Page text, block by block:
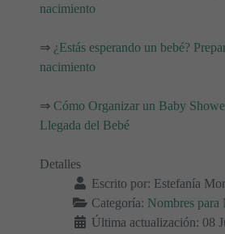
nacimiento
⇒ ¿Estás esperando un bebé?
nacimiento
⇒ Cómo Organizar un Baby
Llegada del Bebé
Detalles
Escrito por: Estefanía
Categoría: Nombres para
Última actualización: 08